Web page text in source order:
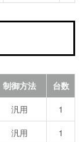
制御方法
台数
汎用
1
汎用
1